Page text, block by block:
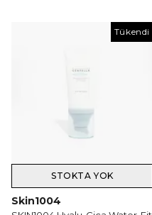
Tükendi
STOKTA YOK
Skin1004